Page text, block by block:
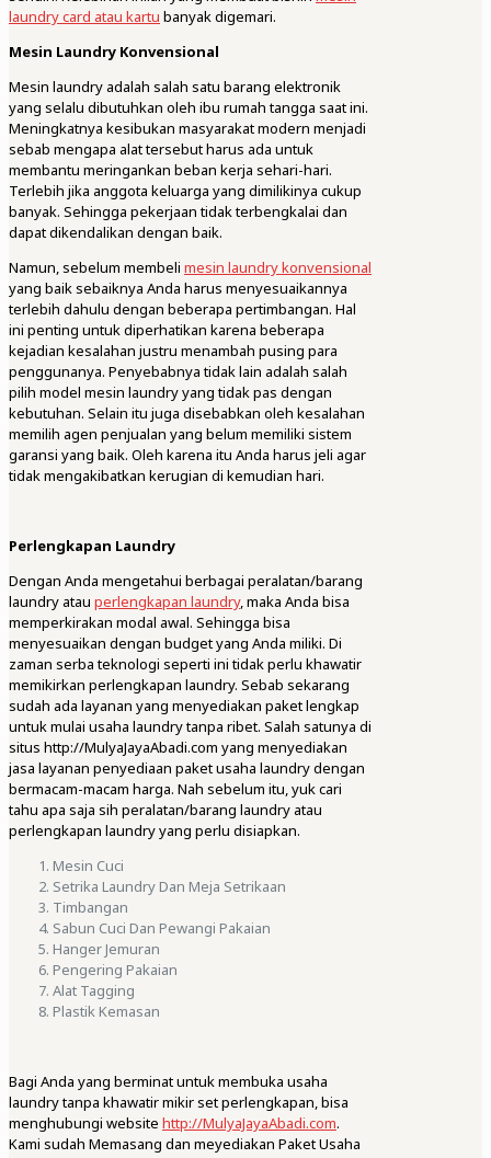
laundry card atau kartu banyak digemari.
Mesin Laundry Konvensional
Mesin laundry adalah salah satu barang elektronik
yang selalu dibutuhkan oleh ibu rumah tangga saat ini.
Meningkatnya kesibukan masyarakat modern menjadi
sebab mengapa alat tersebut harus ada untuk
membantu meringankan beban kerja sehari-hari.
Terlebih jika anggota keluarga yang dimilikinya cukup
banyak. Sehingga pekerjaan tidak terbengkalai dan
dapat dikendalikan dengan baik.
Namun, sebelum membeli mesin laundry konvensional
yang baik sebaiknya Anda harus menyesuaikannya
terlebih dahulu dengan beberapa pertimbangan. Hal
ini penting untuk diperhatikan karena beberapa
kejadian kesalahan justru menambah pusing para
penggunanya. Penyebabnya tidak lain adalah salah
pilih model mesin laundry yang tidak pas dengan
kebutuhan. Selain itu juga disebabkan oleh kesalahan
memilih agen penjualan yang belum memiliki sistem
garansi yang baik. Oleh karena itu Anda harus jeli agar
tidak mengakibatkan kerugian di kemudian hari.
Perlengkapan Laundry
Dengan Anda mengetahui berbagai peralatan/barang
laundry atau perlengkapan laundry, maka Anda bisa
memperkirakan modal awal. Sehingga bisa
menyesuaikan dengan budget yang Anda miliki. Di
zaman serba teknologi seperti ini tidak perlu khawatir
memikirkan perlengkapan laundry. Sebab sekarang
sudah ada layanan yang menyediakan paket lengkap
untuk mulai usaha laundry tanpa ribet. Salah satunya di
situs http://MulyaJayaAbadi.com yang menyediakan
jasa layanan penyediaan paket usaha laundry dengan
bermacam-macam harga. Nah sebelum itu, yuk cari
tahu apa saja sih peralatan/barang laundry atau
perlengkapan laundry yang perlu disiapkan.
Mesin Cuci
Setrika Laundry Dan Meja Setrikaan
Timbangan
Sabun Cuci Dan Pewangi Pakaian
Hanger Jemuran
Pengering Pakaian
Alat Tagging
Plastik Kemasan
Bagi Anda yang berminat untuk membuka usaha
laundry tanpa khawatir mikir set perlengkapan, bisa
menghubungi website http://MulyaJayaAbadi.com.
Kami sudah Memasang dan meyediakan Paket Usaha